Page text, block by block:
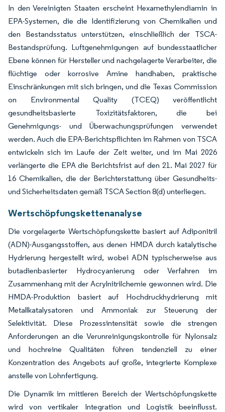
In den Vereinigten Staaten erscheint Hexamethylendiamin in
EPA-Systemen, die die Identifizierung von Chemikalien und
den Bestandsstatus unterstützen, einschließlich der TSCA-
Bestandsprüfung. Luftgenehmigungen auf bundesstaatlicher
Ebene können für Hersteller und nachgelagerte Verarbeiter, die
flüchtige oder korrosive Amine handhaben, praktische
Einschränkungen mit sich bringen, und die Texas Commission
on Environmental Quality (TCEQ) veröffentlicht
gesundheitsbasierte Toxizitätsfaktoren, die bei
Genehmigungs- und Überwachungsprüfungen verwendet
werden. Auch die EPA-Berichtspflichten im Rahmen von TSCA
entwickeln sich im Laufe der Zeit weiter, und im Mai 2026
verlängerte die EPA die Berichtsfrist auf den 21. Mai 2027 für
16 Chemikalien, die der Berichterstattung über Gesundheits-
und Sicherheitsdaten gemäß TSCA Section 8(d) unterliegen.
Wertschöpfungskettenanalyse
Die vorgelagerte Wertschöpfungskette basiert auf Adiponitril
(ADN)-Ausgangsstoffen, aus denen HMDA durch katalytische
Hydrierung hergestellt wird, wobei ADN typischerweise aus
butadienbasierter Hydrocyanierung oder Verfahren im
Zusammenhang mit der Acrylnitrilchemie gewonnen wird. Die
HMDA-Produktion basiert auf Hochdruckhydrierung mit
Metallkatalysatoren und Ammoniak zur Steuerung der
Selektivität. Diese Prozessintensität sowie die strengen
Anforderungen an die Verunreinigungskontrolle für Nylonsalz
und hochreine Qualitäten führen tendenziell zu einer
Konzentration des Angebots auf große, integrierte Komplexe
anstelle von Lohnfertigung.
Die Dynamik im mittleren Bereich der Wertschöpfungskette
wird von vertikaler Integration und Logistik beeinflusst.